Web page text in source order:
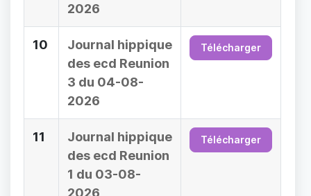
2026
10
Journal hippique
des ecd Reunion
3 du 04-08-
2026
Télécharger
11
Journal hippique
des ecd Reunion
1 du 03-08-
2026
Télécharger